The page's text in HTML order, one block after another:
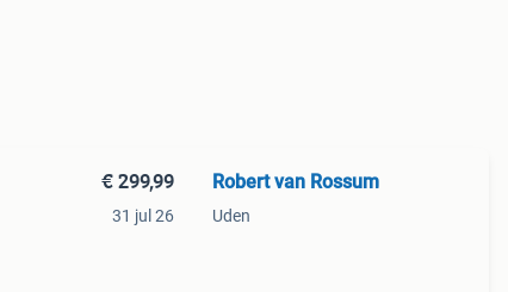
€ 299,99
31 jul 26
Robert van Rossum
Uden